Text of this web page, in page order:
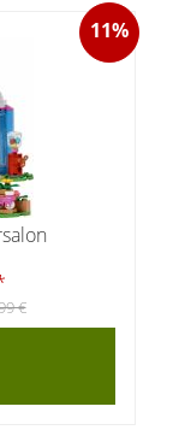
11%
€